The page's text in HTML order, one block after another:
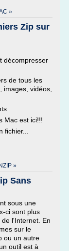
»
Zip sur
décompresser
de tous les
images, vidéos,
Mac est ici!!!
»
Sans
sous une
ci sont plus
l'Internet. En
sur le
ou un autre
outil est à